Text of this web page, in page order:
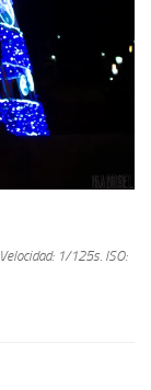
Velocidad: 1/125s. ISO: